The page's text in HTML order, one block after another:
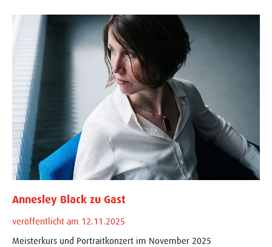
Annesley Black zu Gast
veröffentlicht am 12.11.2025
Meisterkurs und Portraitkonzert im November 2025